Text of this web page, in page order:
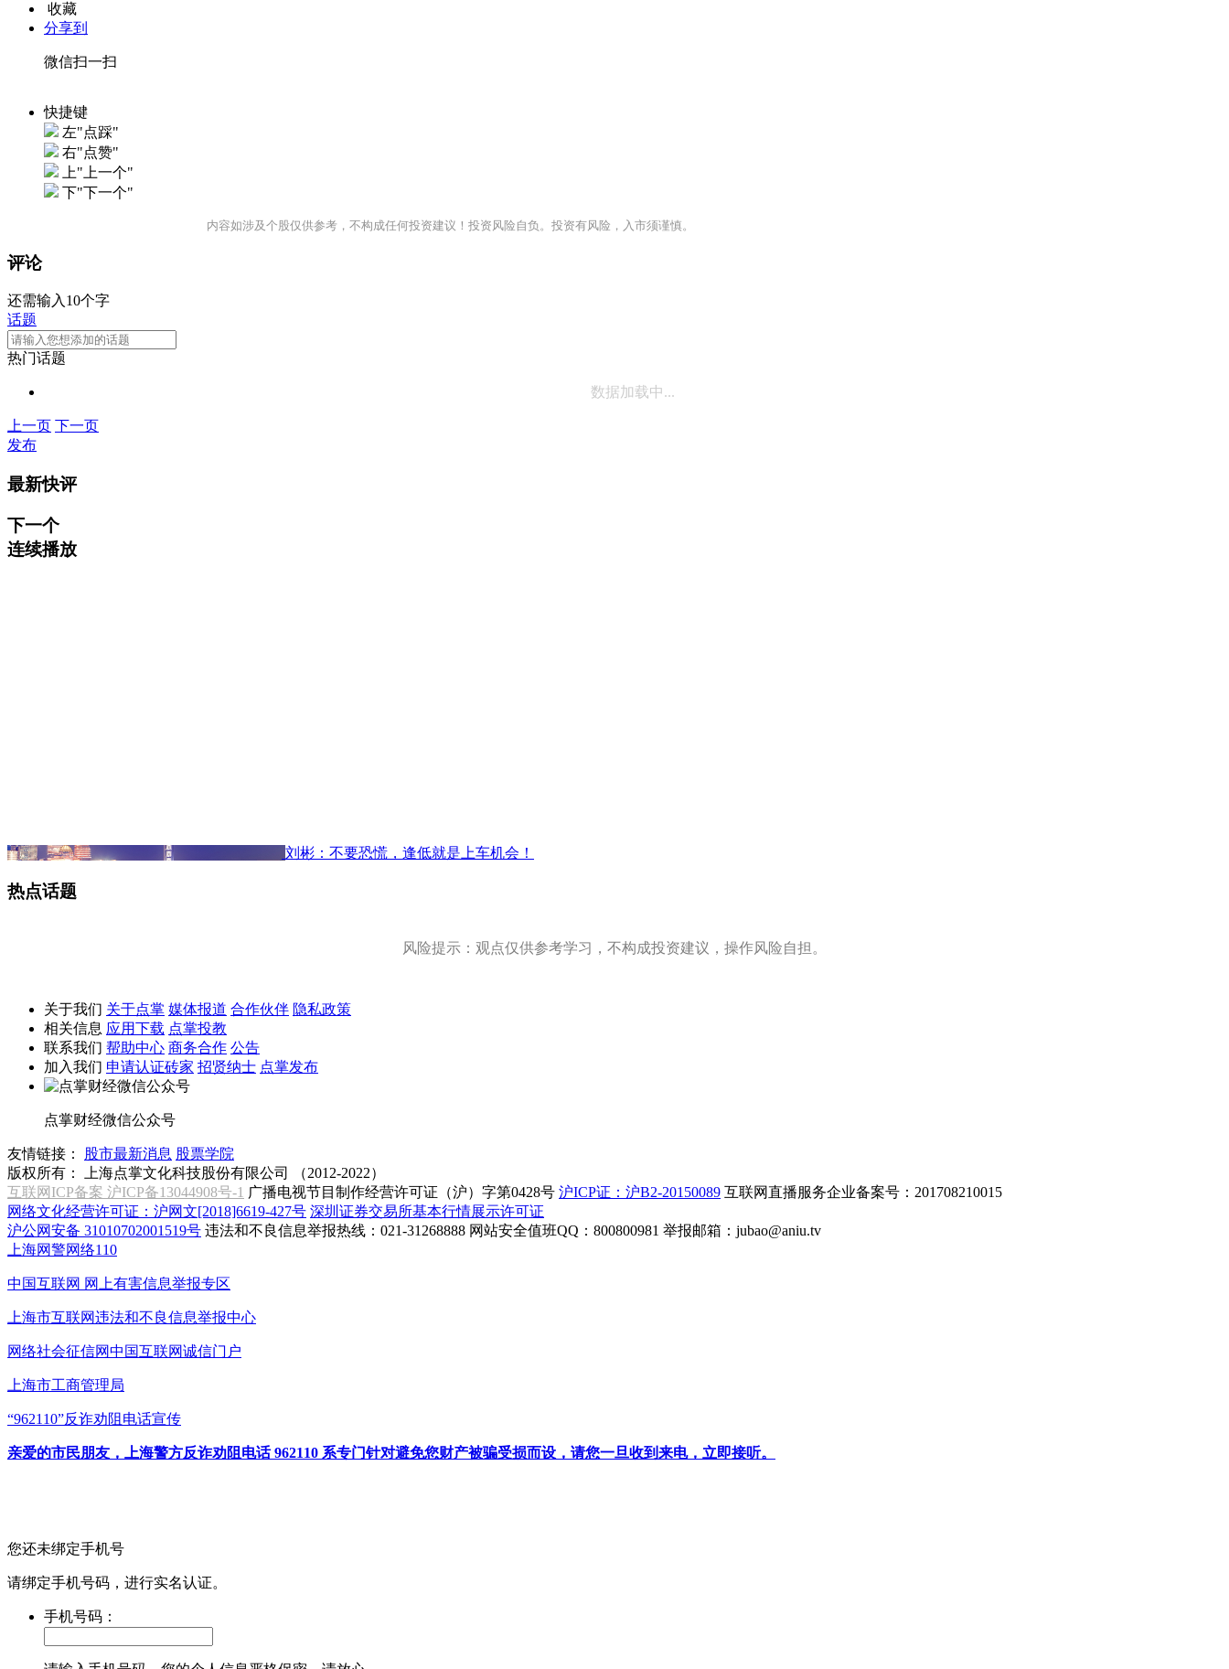
收藏
分享到
微信扫一扫
快捷键
左"点踩"
右"点赞"
上"上一个"
下"下一个"
内容如涉及个股仅供参考，不构成任何投资建议！投资风险自负。投资有风险，入市须谨慎。
评论
还需输入10个字
话题
热门话题
数据加载中...
上一页 下一页
发布
最新快评
下一个
连续播放
刘彬：不要恐慌，逢低就是上车机会！
热点话题
风险提示：观点仅供参考学习，不构成投资建议，操作风险自担。
关于我们 关于点掌 媒体报道 合作伙伴 隐私政策
相关信息 应用下载 点掌投教
联系我们 帮助中心 商务合作 公告
加入我们 申请认证砖家 招贤纳士 点掌发布
点掌财经微信公众号
友情链接： 股市最新消息 股票学院
版权所有：
上海点掌文化科技股份有限公司 （2012-2022）
互联网ICP备案 沪ICP备13044908号-1 广播电视节目制作经营许可证（沪）字第0428号 沪ICP证：沪B2-20150089 互联网直播服务企业备案号：201708210015
网络文化经营许可证：沪网文[2018]6619-427号 深圳证券交易所基本行情展示许可证
沪公网安备 31010702001519号 违法和不良信息举报热线：021-31268888 网站安全值班QQ：800800981 举报邮箱： jubao@aniu.tv
上海网警网络110
中国互联网 网上有害信息举报专区
上海市互联网违法和不良信息举报中心
网络社会征信网中国互联网诚信门户
上海市工商管理局
“962110”反诈劝阻电话宣传
亲爱的市民朋友，上海警方反诈劝阻电话 962110 系专门针对避免您财产被骗受损而设，请您一旦收到来电，立即接听。
您还未绑定手机号
请绑定手机号码，进行实名认证。
手机号码：